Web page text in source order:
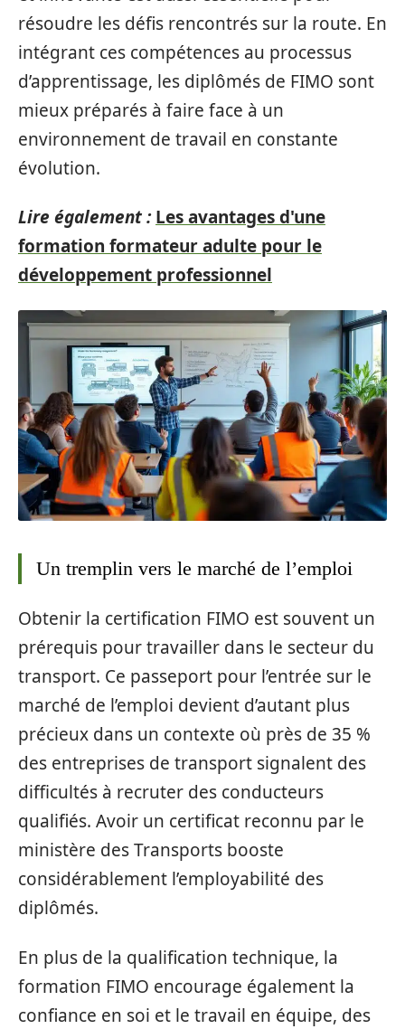
résoudre les défis rencontrés sur la route. En
intégrant ces compétences au processus
d’apprentissage, les diplômés de FIMO sont
mieux préparés à faire face à un
environnement de travail en constante
évolution.
Lire également : Les avantages d'une
formation formateur adulte pour le
développement professionnel
Un tremplin vers le marché de l’emploi
Obtenir la certification FIMO est souvent un
prérequis pour travailler dans le secteur du
transport. Ce passeport pour l’entrée sur le
marché de l’emploi devient d’autant plus
précieux dans un contexte où près de 35 %
des entreprises de transport signalent des
difficultés à recruter des conducteurs
qualifiés. Avoir un certificat reconnu par le
ministère des Transports booste
considérablement l’employabilité des
diplômés.
En plus de la qualification technique, la
formation FIMO encourage également la
confiance en soi et le travail en équipe, des